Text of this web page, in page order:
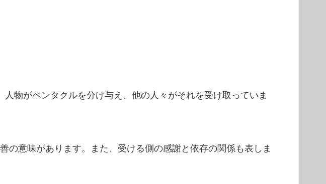
物がペンタクルを分け与え、他の人々がそれを受け取っていま
の意味があります。また、受ける側の感謝と依存の関係も表しま